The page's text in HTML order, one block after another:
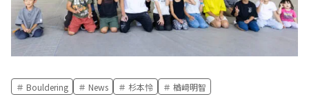
Bouldering News 杉本怜 楢﨑明智